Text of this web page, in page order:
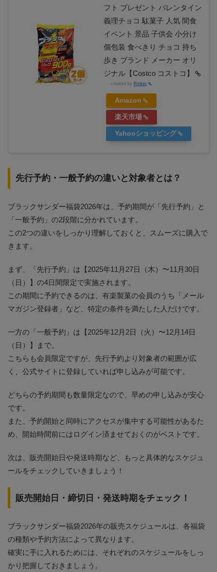
フト プレゼント バレンタイン
義理チョコ 駄菓子 人気 間食
イベント 景品 子供会 小分け
個包装 食べきり チョコ 持ち
歩き ブランド メーカー オリ
ジナル【Costco コストコ】
created by Rinker
Amazon
楽天市場
Yahooショッピング
先行予約・一般予約の違いと対象者とは？
ブラックサンダー福袋2026年は、予約期間が「先行予約」と
「一般予約」の2段階に分かれています。
この2つの違いをしっかり理解しておくと、スムーズに購入で
きます。
まず、「先行予約」は【2025年11月27日（木）〜11月30日
（日）】の4日間限定で実施されます。
この期間に予約できるのは、有楽製菓の会員のうち「メール
マガジン登録者」など、特定の条件を満たした人だけです。
一方の「一般予約」は【2025年12月2日（火）〜12月14日
（日）】まで。
こちらも会員限定ですが、先行予約より対象者の範囲が広
く、公式サイトに登録していれば申し込みが可能です。
どちらの予約期間も数量限定なので、早めの申し込みが安心
です。
また、予約開始と同時にアクセスが集中する可能性があるた
め、開始時間前にはログイン済ませておくのがベストです。
次は、販売開始日や発送時期など、もっと具体的なスケジュ
ールをチェックしていきましょう！
販売開始日・締切日・発送時期をチェック！
ブラックサンダー福袋2026年の販売スケジュールは、各福袋
の種類や予約方法によって異なります。
確実に手に入れるためには、それぞれのスケジュールをしっ
かり把握しておきましょう。